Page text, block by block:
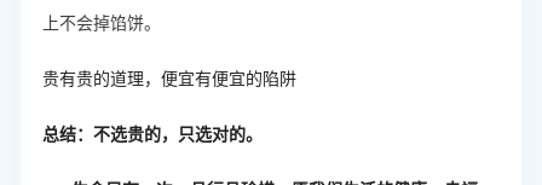
上不会掉馅饼。
贵有贵的道理，便宜有便宜的陷阱
总结：不选贵的，只选对的。